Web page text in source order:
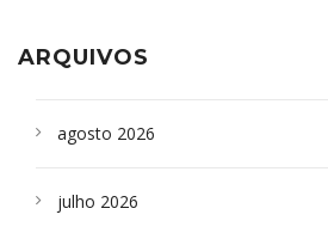
ARQUIVOS
agosto 2026
julho 2026